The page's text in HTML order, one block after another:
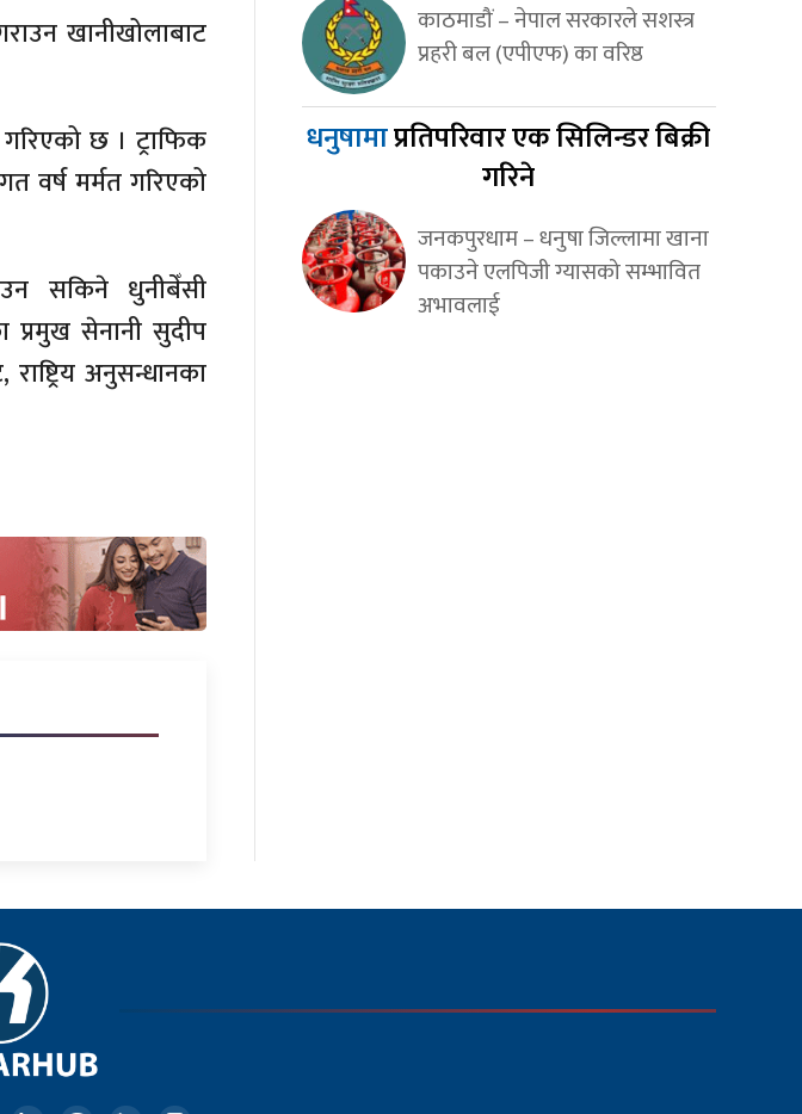
खानीखोलाबाट
छ । ट्राफिक
वर्ष मर्मत गरिएको
सकिने धुनीबेँसी
प्रमुख सेनानी सुदीप
अनुसन्धानका
काठमाडौं – नेपाल सरकारले सशस्त्र
प्रहरी बल (एपीएफ) का वरिष्ठ
धनुषामाप्रतिपरिवार एक सिलिन्डर बिक्री
गरिने
जनकपुरधाम – धनुषा जिल्लामा खाना
पकाउने एलपिजी ग्यासको सम्भावित
अभावलाई